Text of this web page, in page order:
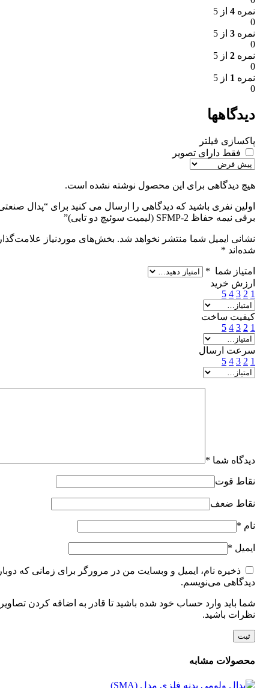
نمره 4 از 5
0
نمره 3 از 5
0
نمره 2 از 5
0
نمره 1 از 5
0
دیدگاهها
پاکسازی فیلتر
فقط دارای تصویر
هیچ دیدگاهی برای این محصول نوشته نشده است.
اولین نفری باشید که دیدگاهی را ارسال می کنید برای “پدال
برقی نیمه حفاظ SFMP-2 (لیمیت سوئیچ دو تایی)”
نشانی ایمیل شما منتشر نخواهد شد. بخش‌های موردنیاز
شده‌اند *
امتیاز شما *
ارزش خرید
1
2
3
4
5
کیفیت ساخت
1
2
3
4
5
سرعت ارسال
1
2
3
4
5
دیدگاه شما *
نقاط قوت
نقاط ضعف
نام *
ایمیل *
ذخیره نام، ایمیل و وبسایت من در مرورگر برای زمانی که
دیدگاهی می‌نویسم.
شما باید وارد حساب خود شده باشید تا قادر به اضافه کردن
نظرات باشید.
محصولات مشابه